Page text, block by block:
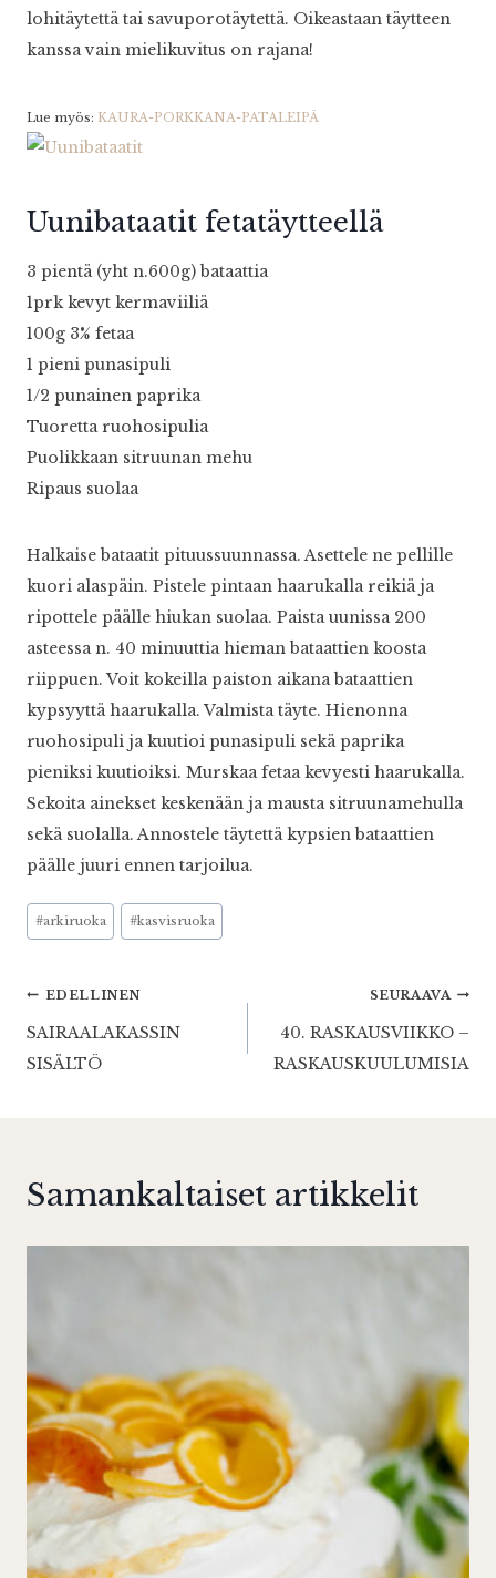
lohitäytettä tai savuporotäytettä. Oikeastaan täytteen
kanssa vain mielikuvitus on rajana!
Lue myös: KAURA-PORKKANA-PATALEIPÄ
Uunibataatit fetatäytteellä
3 pientä (yht n.600g) bataattia
1prk kevyt kermaviiliä
100g 3% fetaa
1 pieni punasipuli
1/2 punainen paprika
Tuoretta ruohosipulia
Puolikkaan sitruunan mehu
Ripaus suolaa
Halkaise bataatit pituussuunnassa. Asettele ne pellille
kuori alaspäin. Pistele pintaan haarukalla reikiä ja
ripottele päälle hiukan suolaa. Paista uunissa 200
asteessa n. 40 minuuttia hieman bataattien koosta
riippuen. Voit kokeilla paiston aikana bataattien
kypsyyttä haarukalla. Valmista täyte. Hienonna
ruohosipuli ja kuutioi punasipuli sekä paprika
pieniksi kuutioiksi. Murskaa fetaa kevyesti haarukalla.
Sekoita ainekset keskenään ja mausta sitruunamehulla
sekä suolalla. Annostele täytettä kypsien bataattien
päälle juuri ennen tarjoilua.
Avainsanat:
#arkiruoka #kasvisruoka
Artikkelien
selaus
EDELLINEN
SAIRAALAKASSIN
SISÄLTÖ
SEURAAVA
40. RASKAUSVIIKKO –
RASKAUSKUULUMISIA
Samankaltaiset artikkelit